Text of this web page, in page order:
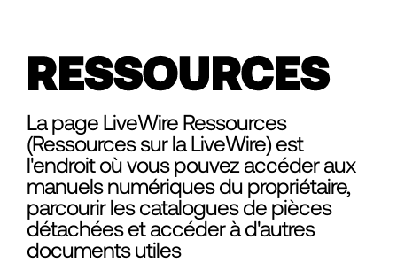
RESSOURCES
La page LiveWire Ressources
(Ressources sur la LiveWire) est
l'endroit où vous pouvez accéder aux
manuels numériques du propriétaire,
parcourir les catalogues de pièces
détachées et accéder à d'autres
documents utiles